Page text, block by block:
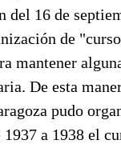
del 16 de
de
mantener
De esta
pudo
a 1938 el